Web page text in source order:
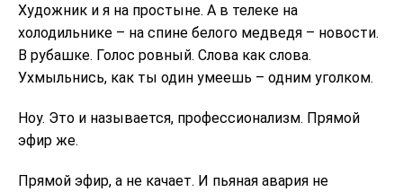
Художник и я на простыне. А в телеке на
холодильнике – на спине белого медведя – новости.
В рубашке. Голос ровный. Слова как слова.
Ухмыльнись, как ты один умеешь – одним уголком.
Ноу. Это и называется, профессионализм. Прямой
эфир же.
Прямой эфир, а не качает. И пьяная авария не